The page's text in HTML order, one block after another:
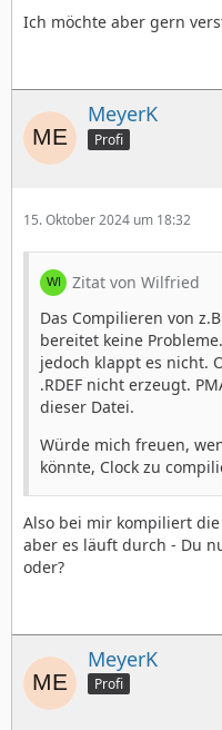
Ich möchte aber gern
MeyerK
Profi
15. Oktober 2024 um 18:32
Zitat von Wilfried
Das Compilieren von
bereitet keine
jedoch klappt es nicht.
.RDEF nicht erzeugt.
dieser Datei.
Würde mich freuen,
könnte, Clock zu
Also bei mir kompiliert
aber es läuft durch - Du
oder?
MeyerK
Profi